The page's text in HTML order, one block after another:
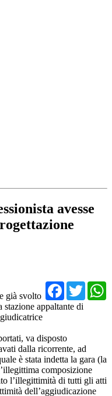
avesse
già svolto
appaltante di
va disposto
dalla ricorrente, ad
è stata indetta la gara (la
composizione
l’illegittimità di tutti gli atti
dell’aggiudicazione